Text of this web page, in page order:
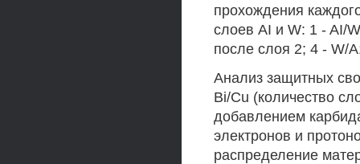
прохождения
слоев AI и W: 1 - AI/
после слоя 2; 4 - W/
Анализ защитных
Bi/Cu (количество
добавлением
электронов и
распределение